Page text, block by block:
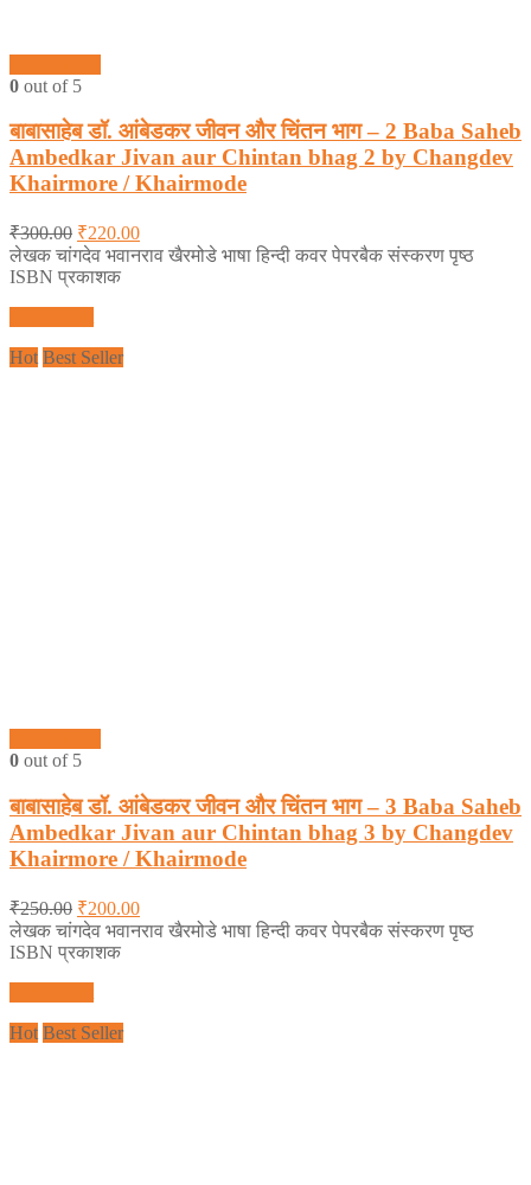
0 out of 5
बाबासाहेब डॉ. आंबेडकर जीवन और चिंतन भाग – 2 Baba Saheb
Ambedkar Jivan aur Chintan bhag 2 by Changdev
Khairmore / Khairmode
₹300.00 ₹220.00
लेखक चांगदेव भवानराव खैरमोडे भाषा हिन्दी कवर पेपरबैक संस्करण पृष्ठ
ISBN प्रकाशक
Hot Best Seller
0 out of 5
बाबासाहेब डॉ. आंबेडकर जीवन और चिंतन भाग – 3 Baba Saheb
Ambedkar Jivan aur Chintan bhag 3 by Changdev
Khairmore / Khairmode
₹250.00 ₹200.00
लेखक चांगदेव भवानराव खैरमोडे भाषा हिन्दी कवर पेपरबैक संस्करण पृष्ठ
ISBN प्रकाशक
Hot Best Seller